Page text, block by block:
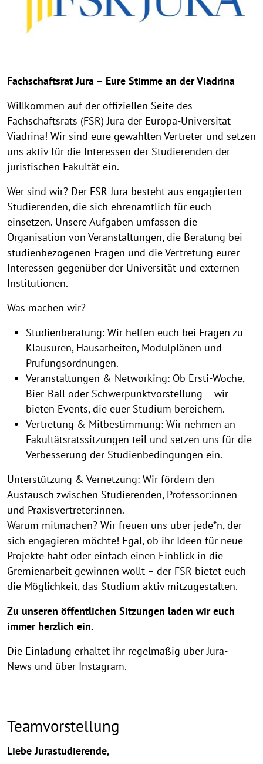
Fachschaftsrat Jura – Eure Stimme an der Viadrina
Willkommen auf der offiziellen Seite des
Fachschaftsrats (FSR) Jura der Europa-Universität
Viadrina! Wir sind eure gewählten Vertreter und setzen
uns aktiv für die Interessen der Studierenden der
juristischen Fakultät ein.
Wer sind wir? Der FSR Jura besteht aus engagierten
Studierenden, die sich ehrenamtlich für euch
einsetzen. Unsere Aufgaben umfassen die
Organisation von Veranstaltungen, die Beratung bei
studienbezogenen Fragen und die Vertretung eurer
Interessen gegenüber der Universität und externen
Institutionen.
Was machen wir?
Studienberatung: Wir helfen euch bei Fragen zu
Klausuren, Hausarbeiten, Modulplänen und
Prüfungsordnungen.
Veranstaltungen & Networking: Ob Ersti-Woche,
Bier-Ball oder Schwerpunktvorstellung – wir
bieten Events, die euer Studium bereichern.
Vertretung & Mitbestimmung: Wir nehmen an
Fakultätsratssitzungen teil und setzen uns für die
Verbesserung der Studienbedingungen ein.
Unterstützung & Vernetzung: Wir fördern den
Austausch zwischen Studierenden, Professor:innen
und Praxisvertreter:innen.
Warum mitmachen? Wir freuen uns über jede*n, der
sich engagieren möchte! Egal, ob ihr Ideen für neue
Projekte habt oder einfach einen Einblick in die
Gremienarbeit gewinnen wollt – der FSR bietet euch
die Möglichkeit, das Studium aktiv mitzugestalten.
Zu unseren öffentlichen Sitzungen laden wir euch
immer herzlich ein.
Die Einladung erhaltet ihr regelmäßig über Jura-
News und über Instagram.
Teamvorstellung
Liebe Jurastudierende,